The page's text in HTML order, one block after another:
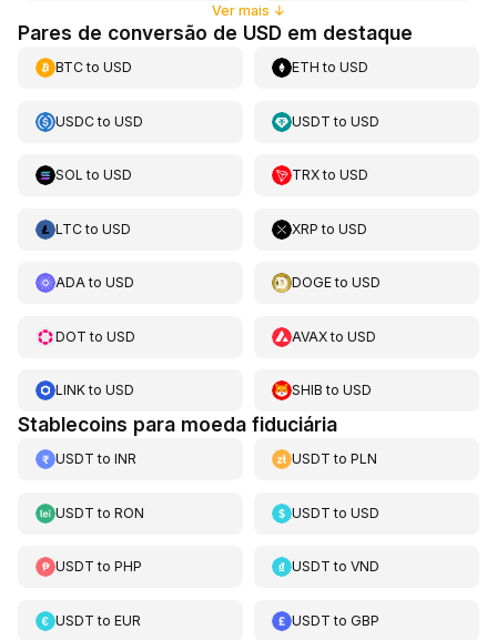
Ver mais ↓
Pares de conversão de USD em destaque
BTCto USD ETH toUSD
USDCto USD USDT toUSD
SOL to USD TRXtoUSD
LTCto USD XRP toUSD
ADAto USD DOGEtoUSD
DOT to USD AVAXtoUSD
LINKto USD SHIB toUSD
Stablecoins para moeda fiduciária
USDT to INR USDT toPLN
USDT to RON USDT toUSD
USDT to PHP USDT toVND
USDT to EUR USDT toGBP